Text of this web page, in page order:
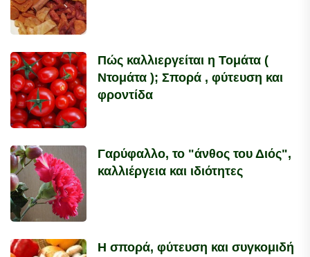
Πώς καλλιεργείται η Τομάτα (
Ντομάτα ); Σπορά , φύτευση και
φροντίδα
Γαρύφαλλο, το "άνθος του Διός",
καλλιέργεια και ιδιότητες
Η σπορά, φύτευση και συγκομιδή